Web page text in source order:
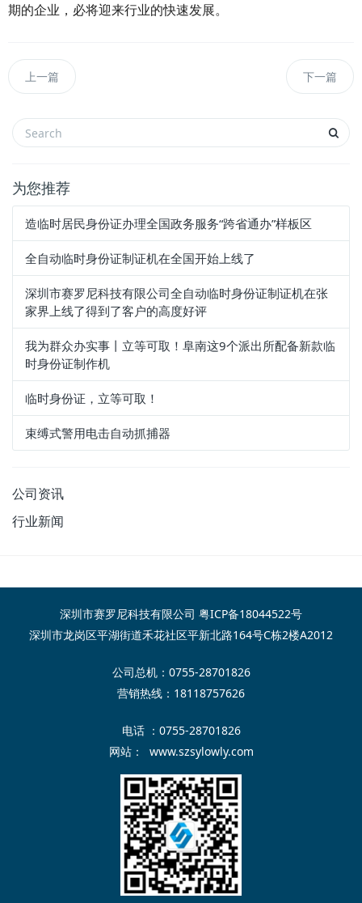
期的企业，必将迎来行业的快速发展。
上一篇 下一篇
为您推荐
造临时居民身份证办理全国政务服务“跨省通办”样板区​
全自动临时身份证制证机在全国开始上线了
深圳市赛罗尼科技有限公司全自动临时身份证制证机在张
家界上线了得到了客户的高度好评
我为群众办实事丨立等可取！阜南这9个派出所配备新款临
时身份证制作机
临时身份证，立等可取！
束缚式警用电击自动抓捕器
公司资讯
行业新闻
深圳市赛罗尼科技有限公司 粤ICP备18044522号
深圳市龙岗区平湖街道禾花社区平新北路164号C栋2楼A2012
公司总机：0755-28701826
营销热线：18118757626
电话 ：0755-28701826
网站： www.szsylowly.com